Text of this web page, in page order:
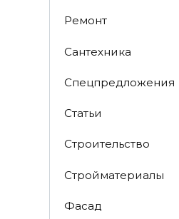
Ремонт
Сантехника
Спецпредложения
Статьи
Строительство
Стройматериалы
Фасад